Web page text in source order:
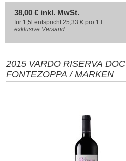
38,00 € inkl. MwSt.
für 1,5l entspricht 25,33 € pro 1 l
exklusive Versand
2015 VARDO RISERVA DOC
FONTEZOPPA / MARKEN